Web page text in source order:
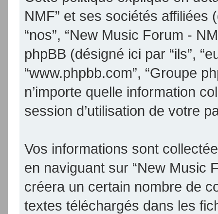
NMF” et ses sociétés affiliées
“nos”, “New Music Forum -
phpBB (désigné ici par “ils”,
“www.phpbb.com”, “Groupe
n’importe quelle information
session d’utilisation de votre
Vos informations sont
en naviguant sur “New Music
créera un certain nombre de
textes téléchargés dans les